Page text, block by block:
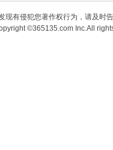
现有侵犯您著作权行为，请及时
©365135.com Inc.All